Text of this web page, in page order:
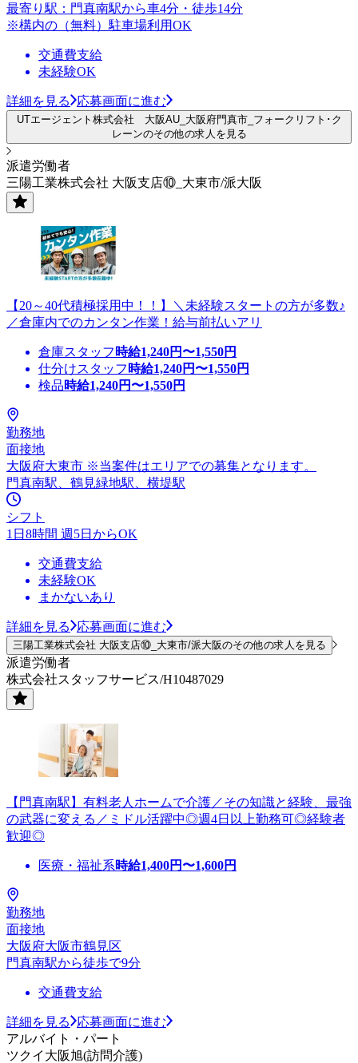
最寄り駅：門真南駅から車4分・徒歩14分
※構内の（無料）駐車場利用OK
交通費支給
未経験OK
詳細を見る 応募画面に進む
UTエージェント株式会社 大阪AU_大阪府門真市_フォークリフト･ク
レーンのその他の求人を見る
派遣労働者
三陽工業株式会社 大阪支店⑩_大東市/派大阪
【20～40代積極採用中！！】＼未経験スタートの方が多数♪
／倉庫内でのカンタン作業！給与前払いアリ
倉庫スタッフ 時給1,240円〜1,550円
仕分けスタッフ 時給1,240円〜1,550円
検品時給1,240円〜1,550円
勤務地
面接地
大阪府大東市 ※当案件はエリアでの募集となります。
門真南駅、鶴見緑地駅、横堤駅
シフト
1日8時間 週5日からOK
交通費支給
未経験OK
まかないあり
詳細を見る 応募画面に進む
三陽工業株式会社 大阪支店⑩_大東市/派大阪のその他の求人を見る
派遣労働者
株式会社スタッフサービス/H10487029
【門真南駅】有料老人ホームで介護／その知識と経験、最強
の武器に変える／ミドル活躍中◎週4日以上勤務可◎経験者
歓迎◎
医療・福祉系時給1,400円〜1,600円
勤務地
面接地
大阪府大阪市鶴見区
門真南駅から徒歩で9分
交通費支給
詳細を見る
応募画面に進む
アルバイト・パート
ツクイ大阪旭(訪問介護)